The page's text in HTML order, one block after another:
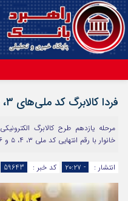
فردا کالابرگ کد ملی‌های ۳، ۴، ۵ و ۶ شارژ می‌شود
مرحله یازدهم طرح کالابرگ
خانوار با رقم انتهایی کد ملی ۳، ۴، ۵ و ۶ فردا چهارشنبه ۲۰ خرداد ۱۴۰۵ شارژ می‌شود.
انتشار : - ۲۰:۲۷ کد خبر : 59643